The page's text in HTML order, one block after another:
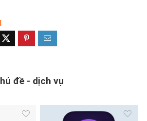
đề - dịch vụ